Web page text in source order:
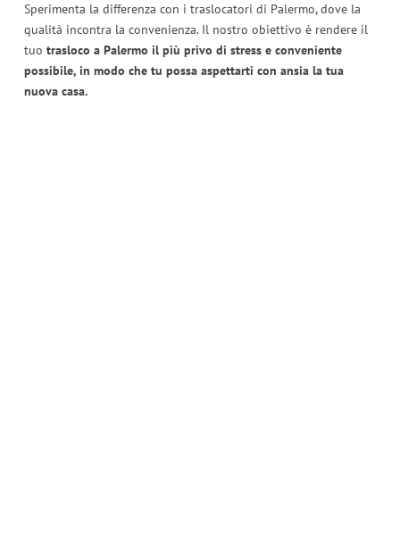
Sperimenta la differenza con i traslocatori di Palermo, dove la
qualità incontra la convenienza. Il nostro obiettivo è rendere il
tuo trasloco a Palermo il più privo di stress e conveniente
possibile, in modo che tu possa aspettarti con ansia la tua
nuova casa.